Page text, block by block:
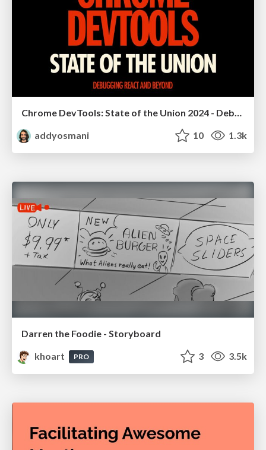
addyosmani
10 1.3k
Darren the Foodie - Storyboard
khoart
PRO 3 3.5k